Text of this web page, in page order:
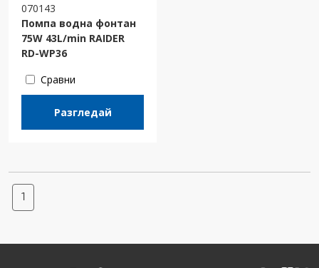
070143
Помпа водна фонтан
75W 43L/min RAIDER
RD-WP36
Сравни
Разгледай
1